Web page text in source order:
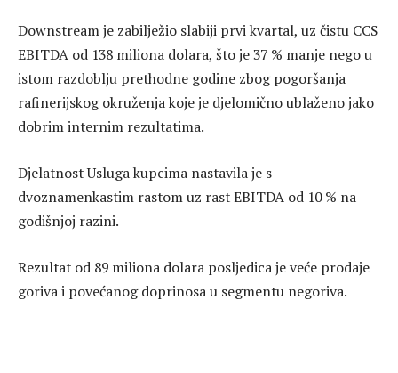
Downstream je zabilježio slabiji prvi kvartal, uz čistu CCS
EBITDA od 138 miliona dolara, što je 37 % manje nego u
istom razdoblju prethodne godine zbog pogoršanja
rafinerijskog okruženja koje je djelomično ublaženo jako
dobrim internim rezultatima.
Djelatnost Usluga kupcima nastavila je s
dvoznamenkastim rastom uz rast EBITDA od 10 % na
godišnjoj razini.
Rezultat od 89 miliona dolara posljedica je veće prodaje
goriva i povećanog doprinosa u segmentu negoriva.